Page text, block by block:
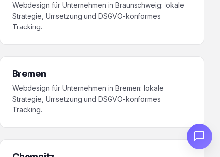
Webdesign für Unternehmen in Braunschweig: lokale
Strategie, Umsetzung und DSGVO-konformes
Tracking.
Bremen
Webdesign für Unternehmen in Bremen: lokale
Strategie, Umsetzung und DSGVO-konformes
Tracking.